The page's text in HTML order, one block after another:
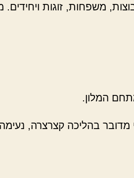
משפחות, זוגות ויחידים.
המלון.
בהליכה קצרצרה, נעימה